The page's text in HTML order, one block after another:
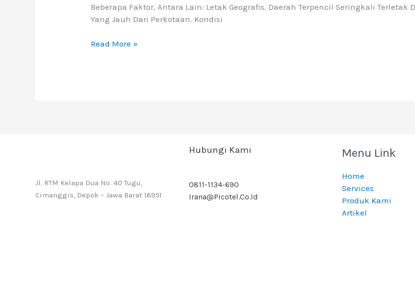
Beberapa Faktor, Antara Lain: Letak Geografis. Daerah Terpencil Seringkali Terletak
Yang Jauh Dari Perkotaan. Kondisi
Read More »
Jl. RTM Kelapa Dua No. 40 Tugu,
Cimanggis, Depok – Jawa Barat 16951
Hubungi Kami
0811-1134-690
Irana@picotel.co.id
Menu Link
Home
Services
Produk Kami
Artikel